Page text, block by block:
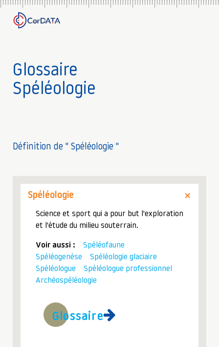
Glossaire
Spéléologie
Définition de " Spéléologie "
Spéléologie
Science et sport qui a pour but l'exploration
et l'étude du milieu souterrain.
Voir aussi :
Spéléofaune
Spéléogenèse
Spéléologie glaciaire
Spéléologue
Spéléologue professionnel
Archéospéléologie
Glossaire